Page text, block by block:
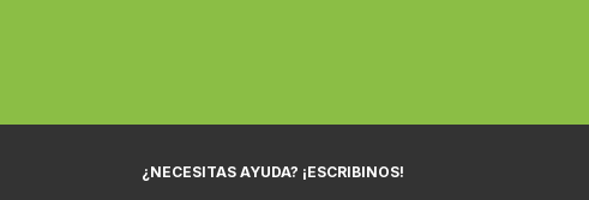
¿NECESITAS AYUDA? ¡ESCRIBINOS!